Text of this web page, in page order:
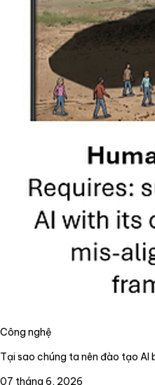
Công nghệ
Tại sao chúng ta nên đào tạo AI
07 tháng 6, 2026